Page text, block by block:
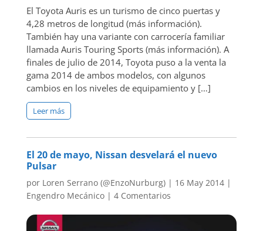
El Toyota Auris es un turismo de cinco puertas y
4,28 metros de longitud (más información).
También hay una variante con carrocería familiar
llamada Auris Touring Sports (más información). A
finales de julio de 2014, Toyota puso a la venta la
gama 2014 de ambos modelos, con algunos
cambios en los niveles de equipamiento y […]
Leer más
El 20 de mayo, Nissan desvelará el nuevo
Pulsar
por Loren Serrano (@EnzoNurburg)| 16 May 2014|
Engendro Mecánico| 4 Comentarios